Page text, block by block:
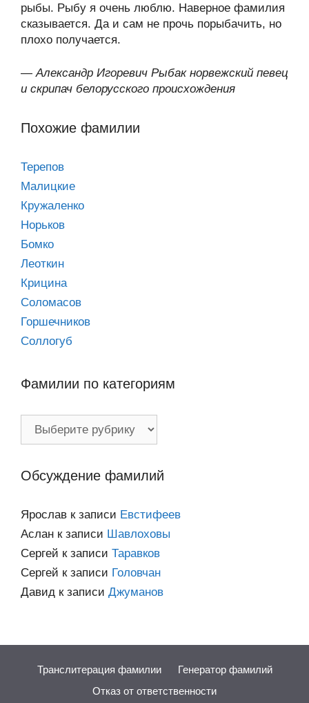
рыбы. Рыбу я очень люблю. Наверное фамилия
сказывается. Да и сам не прочь порыбачить, но
плохо получается.
—Александр Игоревич Рыбак норвежский певец
и скрипач белорусского происхождения
Похожие фамилии
Терепов
Малицкие
Кружаленко
Норьков
Бомко
Леоткин
Крицина
Соломасов
Горшечников
Соллогуб
Фамилии по категориям
Фамилии
Обсуждение фамилий
Ярослав к записи Евстифеев
Аслан к записи Шавлоховы
Сергей к записи Таравков
Сергей к записи Головчан
Давид к записи Джуманов
Транслитерация фамилии
Генератор фамилий
Отказ от ответственности